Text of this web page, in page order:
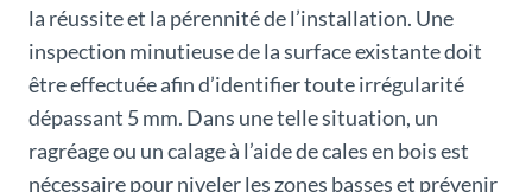
la réussite et la pérennité de l’installation. Une
inspection minutieuse de la surface existante doit
être effectuée afin d’identifier toute irrégularité
dépassant 5 mm. Dans une telle situation, un
ragréage ou un calage à l’aide de cales en bois est
nécessaire pour niveler les zones basses et prévenir